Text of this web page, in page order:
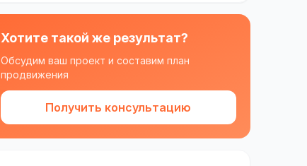
Хотите такой же результат?
Обсудим ваш проект и составим план
продвижения
Получить консультацию